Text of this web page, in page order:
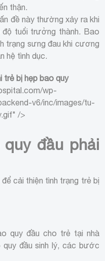
thận.
đề này thường xảy ra khi
tuổi trưởng thành. Bao
trạng sưng đau khi cương
hệ tình dục.
trẻ bị hẹp bao quy
wp-
v6/inc/images/tu-
/>
đầu phải
cải thiện tình trạng trẻ bị
quy đầu cho trẻ tại nhà
đầu sinh lý, các bước